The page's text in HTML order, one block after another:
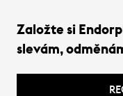
Založte si
slevám,